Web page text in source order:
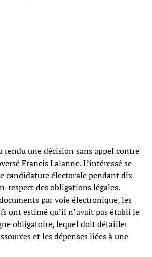
rendu une décision sans appel contre
Francis Lalanne. L’intéressé se
candidature électorale pendant dix-
respect des obligations légales.
par voie électronique, les
ont estimé qu’il n’avait pas établi le
obligatoire, lequel doit détailler
et les dépenses liées à une